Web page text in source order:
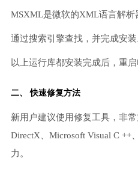
MSXML是微软的XML语言解析
通过搜索引擎查找，并完成安装
以上运行库都安装完成后，重启
二、 快速修复方法
新用户建议使用修复工具，非
DirectX、Microsoft Visual C ++
力。